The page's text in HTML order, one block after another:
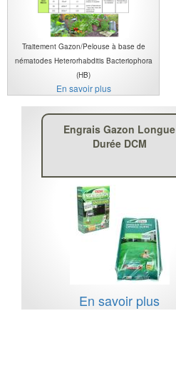
Traitement Gazon/Pelouse à base de
nématodes Heterorhabditis Bacteriophora
(HB)
En savoir plus
Engrais Gazon Longue
Durée DCM
En savoir plus